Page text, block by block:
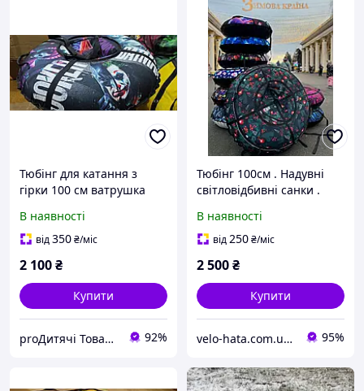
Тюбінг для катання з
гірки 100 см ватрушка
шайба, джокер
В наявності
від350₴/міс
2 100₴
Купити
proДитячі Товари 92%
Тюбінг 100см . Надувні
світловідбивні санки .
снігу , шайба для катання
. Плюшка
В наявності
від250₴/міс
2 500₴
Купити
velo-hata.com.ua Магазин товарів для активного спорту та відпочинку 95%